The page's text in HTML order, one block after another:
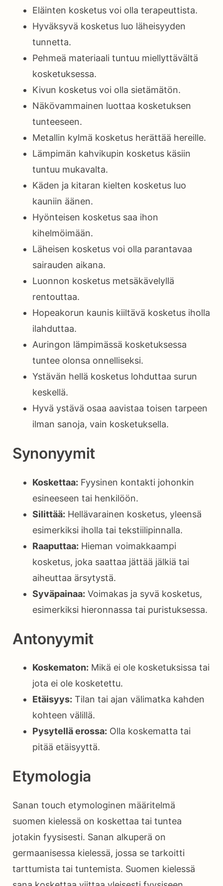
Eläinten kosketus voi olla terapeuttista.
Hyväksyvä kosketus luo läheisyyden
tunnetta.
Pehmeä materiaali tuntuu miellyttävältä
kosketuksessa.
Kivun kosketus voi olla sietämätön.
Näkövammainen luottaa kosketuksen
tunteeseen.
Metallin kylmä kosketus herättää hereille.
Lämpimän kahvikupin kosketus käsiin
tuntuu mukavalta.
Käden ja kitaran kielten kosketus luo
kauniin äänen.
Hyönteisen kosketus saa ihon
kihelmöimään.
Läheisen kosketus voi olla parantavaa
sairauden aikana.
Luonnon kosketus metsäkävelyllä
rentouttaa.
Hopeakorun kaunis kiiltävä kosketus iholla
ilahduttaa.
Auringon lämpimässä kosketuksessa
tuntee olonsa onnelliseksi.
Ystävän hellä kosketus lohduttaa surun
keskellä.
Hyvä ystävä osaa aavistaa toisen tarpeen
ilman sanoja, vain kosketuksella.
Synonyymit
Koskettaa: Fyysinen kontakti johonkin
esineeseen tai henkilöön.
Silittää: Hellävarainen kosketus, yleensä
esimerkiksi iholla tai tekstiilipinnalla.
Raaputtaa: Hieman voimakkaampi
kosketus, joka saattaa jättää jälkiä tai
aiheuttaa ärsytystä.
Syväpainaa: Voimakas ja syvä kosketus,
esimerkiksi hieronnassa tai puristuksessa.
Antonyymit
Koskematon: Mikä ei ole kosketuksissa tai
jota ei ole kosketettu.
Etäisyys: Tilan tai ajan välimatka kahden
kohteen välillä.
Pysytellä erossa: Olla koskematta tai
pitää etäisyyttä.
Etymologia
Sanan touch etymologinen määritelmä
suomen kielessä on koskettaa tai tuntea
jotakin fyysisesti. Sanan alkuperä on
germaanisessa kielessä, jossa se tarkoitti
tarttumista tai tuntemista. Suomen kielessä